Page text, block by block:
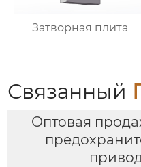
Затворная плита
Связанный
Оптовая